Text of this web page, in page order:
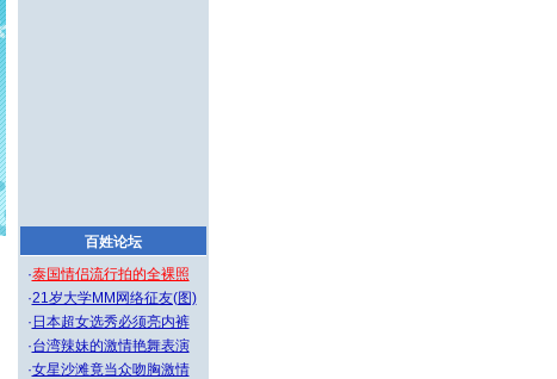
百姓论坛
·泰国情侣流行拍的全裸照
·21岁大学MM网络征友(图)
· 日本超女选秀必须亮内裤
·台湾辣妹的激情艳舞表演
·女星沙滩竟当众吻胸激情